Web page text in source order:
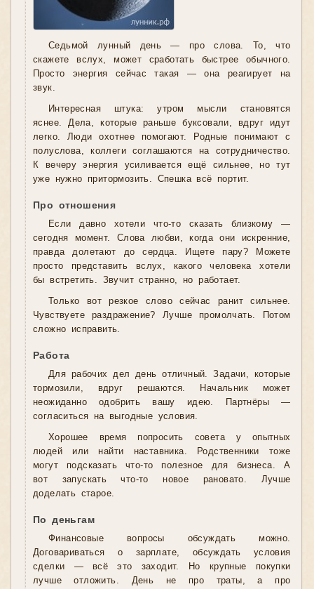
Седьмой лунный день — про слова. То, что
скажете вслух, может сработать быстрее обычного.
Просто энергия сейчас такая — она реагирует на
звук.
Интересная штука: утром мысли становятся
яснее. Дела, которые раньше буксовали, вдруг идут
легко. Люди охотнее помогают. Родные понимают с
полуслова, коллеги соглашаются на сотрудничество.
К вечеру энергия усиливается ещё сильнее, но тут
уже нужно притормозить. Спешка всё портит.
Про отношения
Если давно хотели что-то сказать близкому —
сегодня момент. Слова любви, когда они искренние,
правда долетают до сердца. Ищете пару? Можете
просто представить вслух, какого человека хотели
бы встретить. Звучит странно, но работает.
Только вот резкое слово сейчас ранит сильнее.
Чувствуете раздражение? Лучше промолчать. Потом
сложно исправить.
Работа
Для рабочих дел день отличный. Задачи, которые
тормозили, вдруг решаются. Начальник может
неожиданно одобрить вашу идею. Партнёры —
согласиться на выгодные условия.
Хорошее время попросить совета у опытных
людей или найти наставника. Родственники тоже
могут подсказать что-то полезное для бизнеса. А
вот запускать что-то новое рановато. Лучше
доделать старое.
По деньгам
Финансовые вопросы обсуждать можно.
Договариваться о зарплате, обсуждать условия
сделки — всё это заходит. Но крупные покупки
лучше отложить. День не про траты, а про